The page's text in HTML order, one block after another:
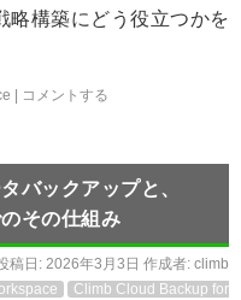
略構築にどう役立つかを
コメントする
バックアップと、
その仕組み
稿日: 2026年3月3日 作成者: climb
Climb Cloud Backup for